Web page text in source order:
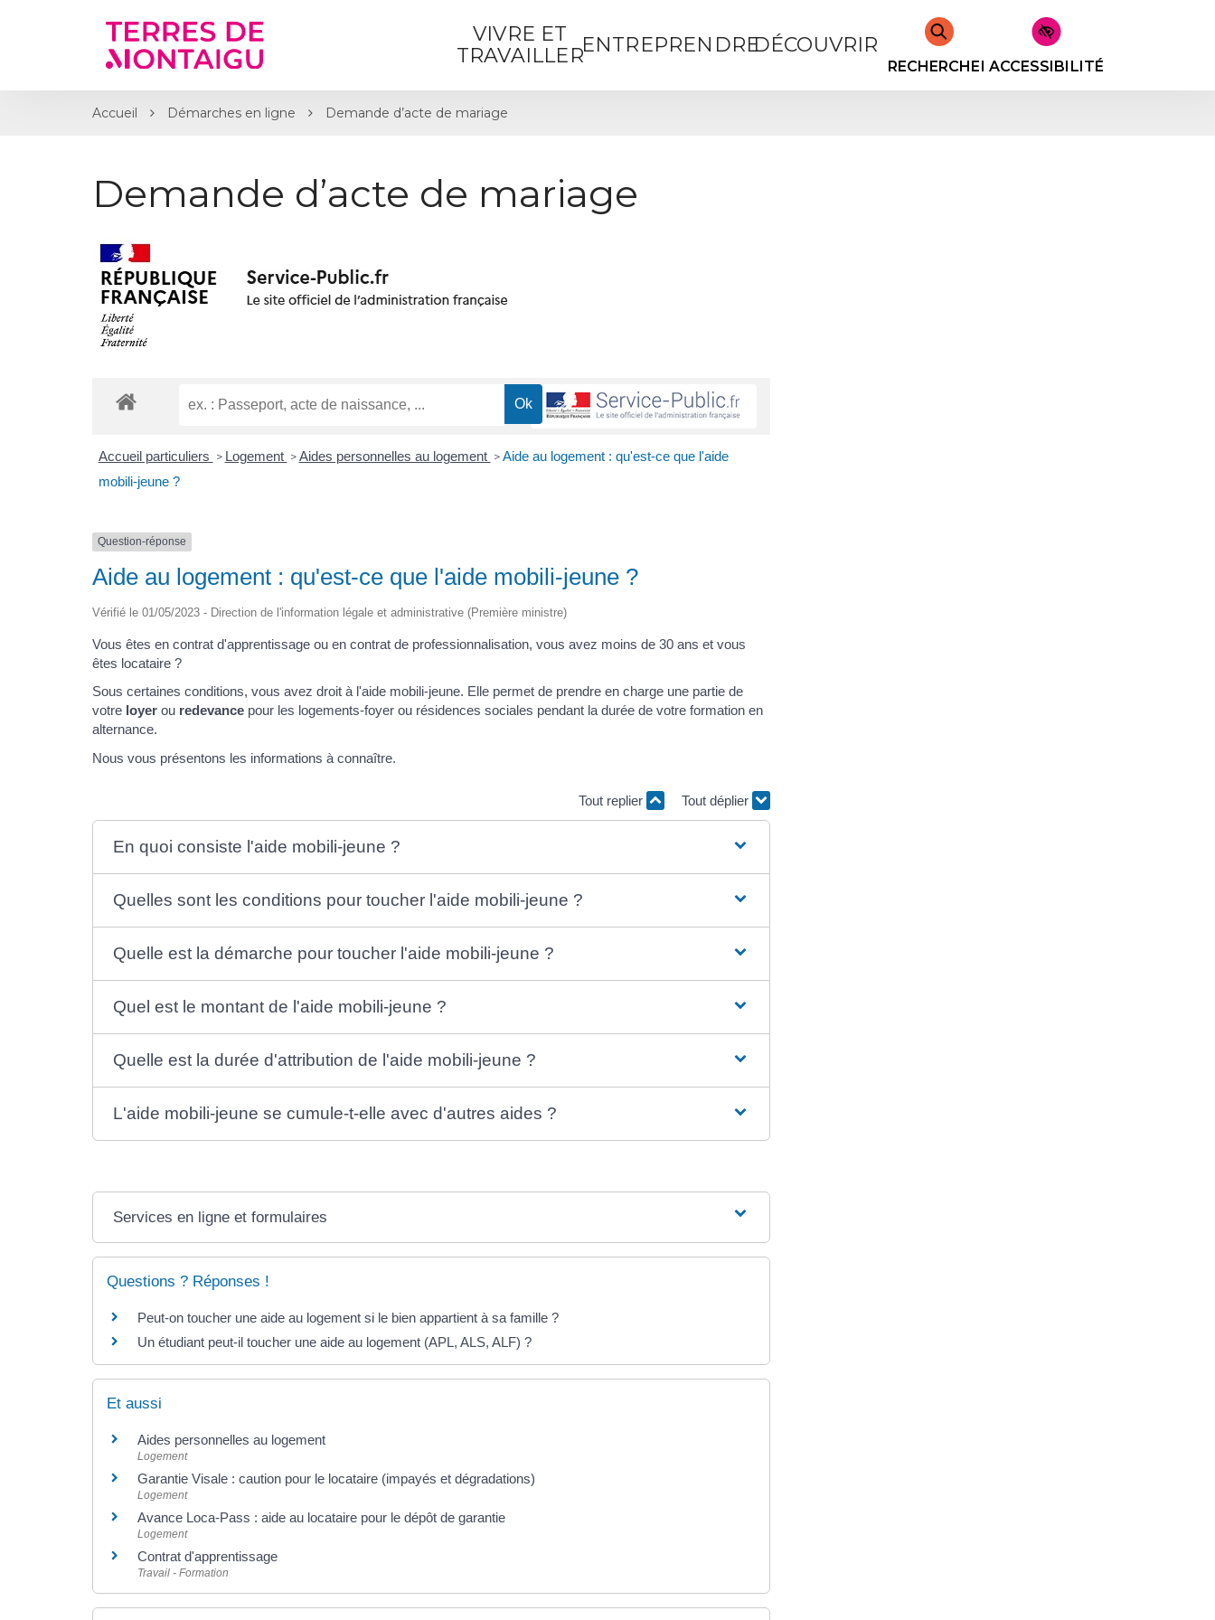
VIVRE ET
TRAVAILLERENTREPRENDREDÉCOUVRIR
RECHERCHERACCESSIBILITÉ
Accueil Démarches en ligne Demande d’acte de mariage
Demande d’acte de mariage
Accueil particuliers > Logement > Aides personnelles au logement > Aide au logement : qu'est-ce que l'aide
mobili-jeune ?
Question-réponse
Aide au logement : qu'est-ce que l'aide mobili-jeune ?
Vérifié le 01/05/2023 - Direction de l'information légale et administrative (Première ministre)
Vous êtes en contrat d'apprentissage ou en contrat de professionnalisation, vous avez moins de 30 ans et vous
êtes locataire ?
Sous certaines conditions, vous avez droit à l'aide mobili-jeune. Elle permet de prendre en charge une partie de
votre loyer ou redevance pour les logements-foyer ou résidences sociales pendant la durée de votre formation en
alternance.
Nous vous présentons les informations à connaître.
Tout replier Tout déplier
En quoi consiste l'aide mobili-jeune ?
Quelles sont les conditions pour toucher l'aide mobili-jeune ?
Quelle est la démarche pour toucher l'aide mobili-jeune ?
Quel est le montant de l'aide mobili-jeune ?
Quelle est la durée d'attribution de l'aide mobili-jeune ?
L'aide mobili-jeune se cumule-t-elle avec d'autres aides ?
Services en ligne et formulaires
Questions ? Réponses !
Peut-on toucher une aide au logement si le bien appartient à sa famille ?
Un étudiant peut-il toucher une aide au logement (APL, ALS, ALF) ?
Et aussi
Aides personnelles au logement
Logement
Garantie Visale : caution pour le locataire (impayés et dégradations)
Logement
Avance Loca-Pass : aide au locataire pour le dépôt de garantie
Logement
Contrat d'apprentissage
Travail - Formation